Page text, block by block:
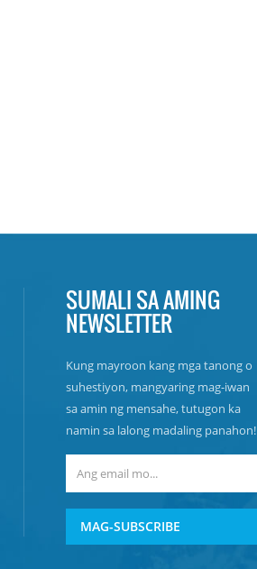
SUMALI SA AMING
NEWSLETTER
Kung mayroon kang mga tanong o
suhestiyon, mangyaring mag-iwan
sa amin ng mensahe, tutugon ka
namin sa lalong madaling panahon!
MAG-SUBSCRIBE